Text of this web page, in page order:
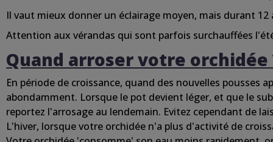
Il vaut mieux donner un éclairage moyen, mais durant 12
Attention aux vérandas qui sont parfois surchauffées
Quand arroservotre orchidée
En période de croissance, quand des nouvelles pousses
abondamment. Lorsque le pot devient léger, et que le
reportez l'arrosage au lendemain. Evitez cependant de
L'hiver, lorsque votre orchidée n'a plus d'activité de